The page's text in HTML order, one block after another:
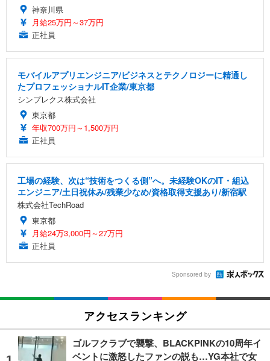
神奈川県
月給25万円～37万円
正社員
モバイルアプリエンジニア/ビジネスとテクノロジーに精通し
たプロフェッショナルIT企業/東京都
シンプレクス株式会社
東京都
年収700万円～1,500万円
正社員
工場の経験、次は“技術をつくる側”へ。未経験OKのIT・組込
エンジニア/土日祝休み/残業少なめ/資格取得支援あり/新宿駅
株式会社TechRoad
東京都
月給24万3,000円～27万円
正社員
Sponsored by
アクセスランキング
ゴルフクラブで襲撃、BLACKPINKの10周年イ
ベントに激怒したファンの説も…YG本社で女